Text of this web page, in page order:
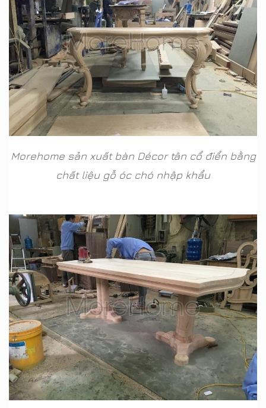
Morehome sản xuất bàn Décor tân cổ điển bằng
chất liệu gỗ óc chó nhập khẩu